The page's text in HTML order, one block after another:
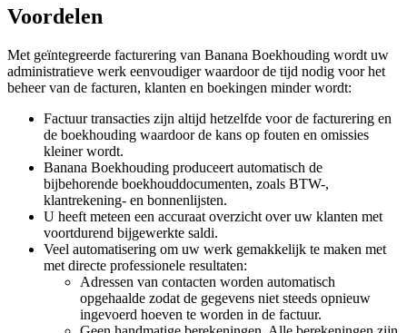
Voordelen
Met geïntegreerde facturering van Banana Boekhouding wordt uw
administratieve werk eenvoudiger waardoor de tijd nodig voor het
beheer van de facturen, klanten en boekingen minder wordt:
Factuur transacties zijn altijd hetzelfde voor de facturering en
de boekhouding waardoor de kans op fouten en omissies
kleiner wordt.
Banana Boekhouding produceert automatisch de
bijbehorende boekhouddocumenten, zoals BTW-,
klantrekening- en bonnenlijsten.
U heeft meteen een accuraat overzicht over uw klanten met
voortdurend bijgewerkte saldi.
Veel automatisering om uw werk gemakkelijk te maken met
met directe professionele resultaten:
Adressen van contacten worden automatisch
opgehaalde zodat de gegevens niet steeds opnieuw
ingevoerd hoeven te worden in de factuur.